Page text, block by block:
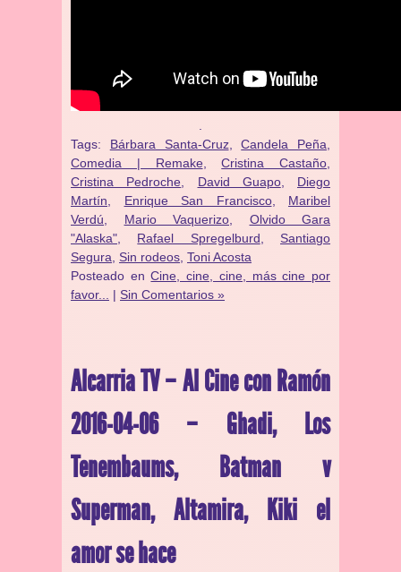
Tags: Bárbara Santa-Cruz,Candela Peña
Comedia | Remake ,Cristina Castaño
Cristina Pedroche
David Guapo, Diego
Martín
Enrique San Francisco, Maribel
Verdú
Mario Vaquerizo
Olvido Gara
"Alaska"
Rafael Spregelburd
Santiago
Segura
Sin rodeos Toni Acosta
Posteado enCine, cine, cine, más cine por
favor...
| Sin Comentarios »
Alcarria TV – Al Cine con Ramón
2016-04-06 – Ghadi, Los
Tenembaums, Batman v
Superman, Altamira, Kiki el
amor se hace